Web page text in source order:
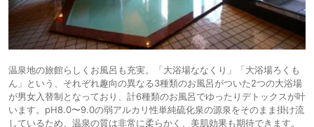
温泉地の旅館らしくお風呂も充実。「大浴場ななくり」「大浴場ろくも
ん」という、それぞれ趣向の異なる3種類のお風呂がついた2つの大浴場
が男女入替制となっており、計6種類のお風呂でゆったりデトックスが叶
います。pH8.0〜9.0の弱アルカリ性単純硫化泉の源泉をそのまま掛け流
しているため、温泉の質は非常に柔らかく、美肌効果も期待できます。